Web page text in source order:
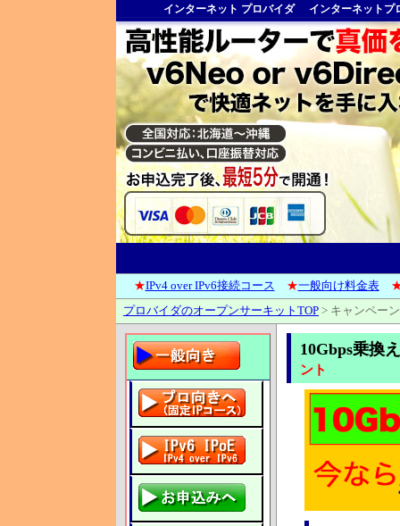
インターネット プロバイダ インターネットプ
★IPv4 over IPv6接続コース ★一般向け料金表
プロバイダのオープンサーキットTOP > キャンペー
10Gbps乗換
ント